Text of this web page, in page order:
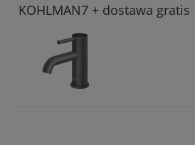
KOHLMAN7 + dostawa gratis